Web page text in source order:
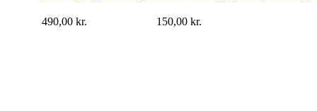
150,00 kr.
490,00 kr.